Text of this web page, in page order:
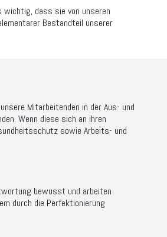
dass sie von unseren
Bestandteil unserer
Mitarbeitenden in der Aus- und
Wenn diese sich an ihren
sowie Arbeits- und
bewusst und arbeiten
durch die Perfektionierung